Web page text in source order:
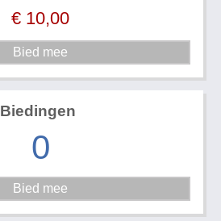
€ 10,00
Biedingen
0